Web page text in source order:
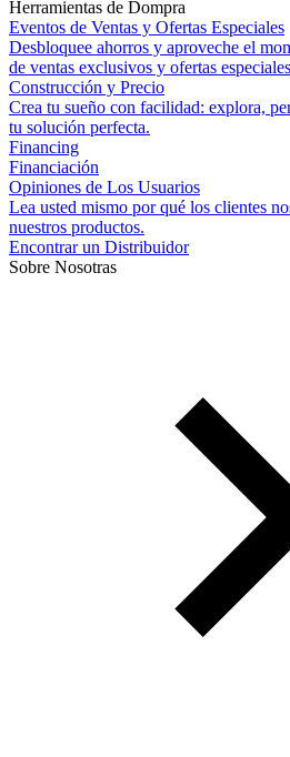
Herramientas de Dompra
Eventos de Ventas y Ofertas Especiales
Desbloquee ahorros y aproveche el
de ventas exclusivos y ofertas
Construcción y Precio
Crea tu sueño con facilidad: explora,
tu solución perfecta.
Financing
Financiación
Opiniones de Los Usuarios
Lea usted mismo por qué los clientes
nuestros productos.
Encontrar un Distribuidor
Sobre Nosotras